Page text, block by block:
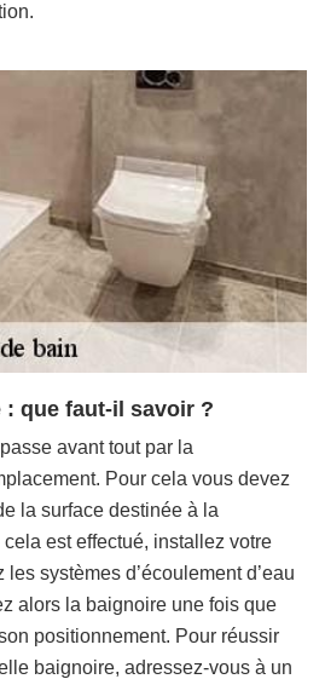
: que faut-il savoir ?
avant tout par la
Pour cela vous devez
la surface destinée à la
est effectué, installez votre
systèmes d’écoulement d’eau
alors la baignoire une fois que
positionnement. Pour réussir
baignoire, adressez-vous à un